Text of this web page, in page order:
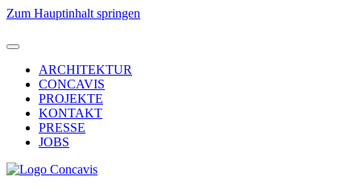
Zum Hauptinhalt springen
ARCHITEKTUR
CONCAVIS
PROJEKTE
KONTAKT
PRESSE
JOBS